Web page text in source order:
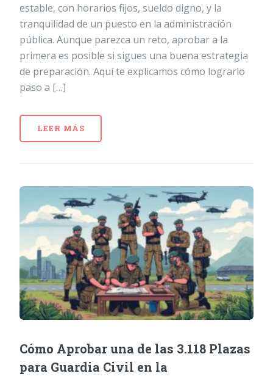
estable, con horarios fijos, sueldo digno, y la
tranquilidad de un puesto en la administración
pública. Aunque parezca un reto, aprobar a la
primera es posible si sigues una buena estrategia
de preparación. Aquí te explicamos cómo lograrlo
paso a […]
LEER MÁS
Cómo Aprobar una de las 3.118 Plazas
para Guardia Civil en la